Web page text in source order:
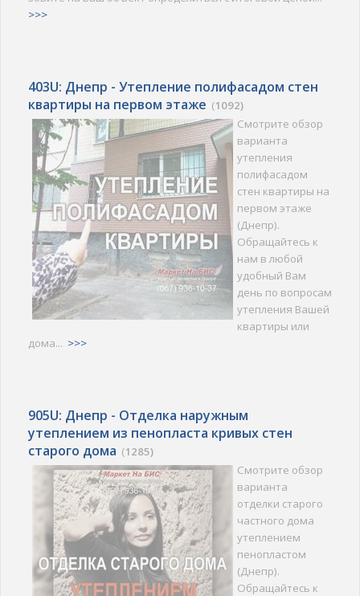
>>>
403U: Днепр - Утепление полифасадом стен
квартиры на первом этаже (1092)
Смотрите обзор
варианта
утепления
полифасадом
стен квартиры на
первом этаже
(Днепр).
Обращайтесь к
нам в любой
удобный Вам
день по вопросам
утепления Вашей
квартиры или
дома... >>>
905U: Днепр - Отделка наружным
утеплением из пенопласта кривых стен
старого дома (1285)
Смотрите обзор
варианта
отделки старого
частного дома
утеплением
пенопластом
(Днепр).
Обращайтесь к